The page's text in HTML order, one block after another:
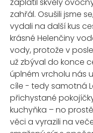
zahřál. Osušili jsme
vydali na další kus
krásné Helenčiny
vody, protože v
už zbýval do konce
úplném vrcholu nás
cíle - tedy samotná
přichystané
kuchyňka – no
věci a vyrazili na